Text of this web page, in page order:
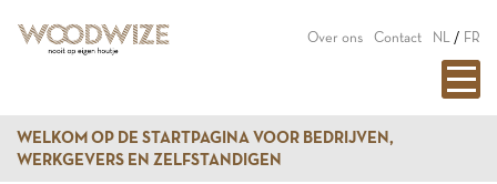
Over ons Contact NL / FR
WELKOM OP DE STARTPAGINA VOOR BEDRIJVEN,
WERKGEVERS EN ZELFSTANDIGEN